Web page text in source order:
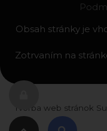
Obsah stránky je
Zotrvaním na
Tvorba web stránok